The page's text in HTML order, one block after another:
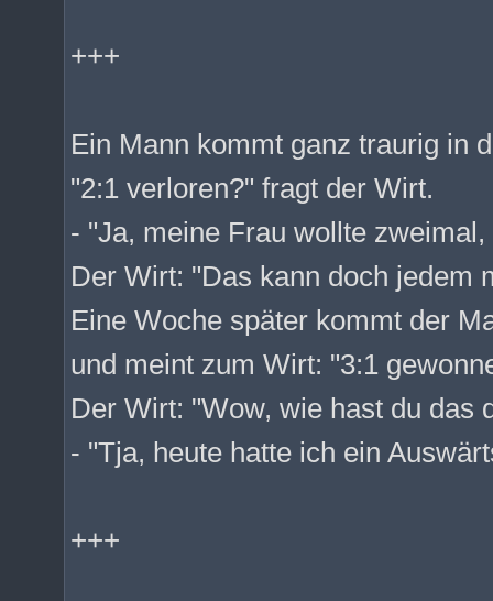
+++
Ein Mann kommt ganz traurig in
"2:1 verloren?" fragt der Wirt.
- "Ja, meine Frau wollte
Der Wirt: "Das kann doch jedem
Eine Woche später kommt der
und meint zum Wirt: "3:1
Der Wirt: "Wow, wie hast du das
- "Tja, heute hatte ich ein
+++